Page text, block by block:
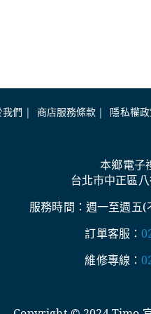
我們 商店服務條款 隱私權
本鄉電子
台北市中正區
服務時間：週一至週五
訂單客服：
維修專線：